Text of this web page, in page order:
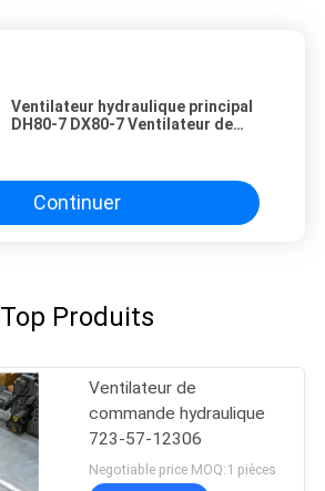
Ventilateur hydraulique principal
DH80-7 DX80-7 Ventilateur de
Continuer
Top Produits
Ventilateur de
commande hydraulique
723-57-12306
Negotiable price MOQ:1 pièces